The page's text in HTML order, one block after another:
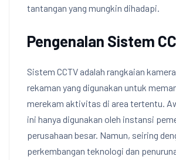
tantangan yang mungkin dihadapi.
Pengenalan Sistem
Sistem CCTV adalah rangkaian
rekaman yang digunakan untuk
merekam aktivitas di area tertentu.
ini hanya digunakan oleh instansi
perusahaan besar. Namun, seiring
perkembangan teknologi dan